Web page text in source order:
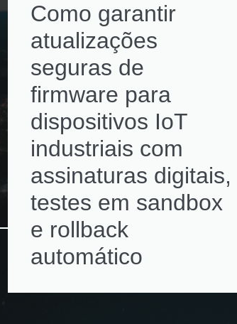
Como garantir
atualizações
seguras de
firmware para
dispositivos IoT
industriais com
assinaturas digitais,
testes em sandbox
e rollback
automático